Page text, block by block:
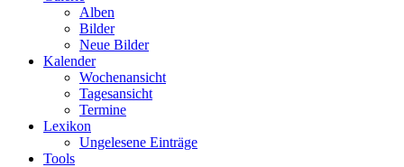
Alben
Bilder
Neue Bilder
Kalender
Wochenansicht
Tagesansicht
Termine
Lexikon
Ungelesene Einträge
Tools